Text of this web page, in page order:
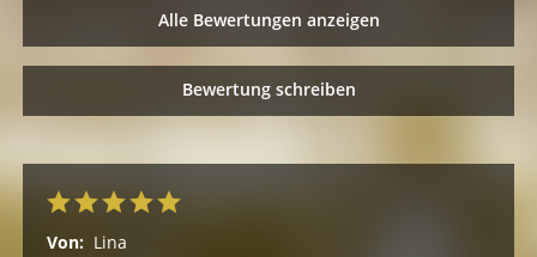
Alle Bewertungen anzeigen
Bewertung schreiben
Von: Lina